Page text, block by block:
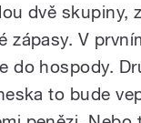
dvě skupiny,
zápasy. V
do hospody.
to bude